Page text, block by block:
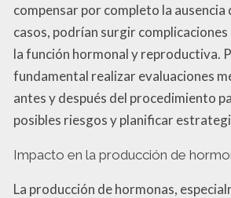
compensar por completo la ausencia
casos, podrían surgir
la función hormonal y reproductiva.
fundamental realizar evaluaciones
antes y después del procedimiento
posibles riesgos y planificar
Impacto en la producción de
La producción de hormonas,